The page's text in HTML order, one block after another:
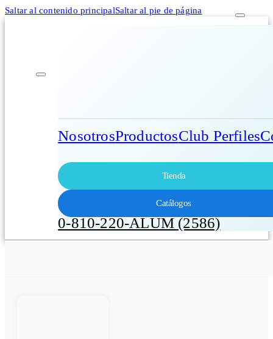
Saltar al contenido principalSaltar al pie de página
NosotrosProductosClub Perfiles
Tienda
Catálogos
0-810-220-ALUM (2586)